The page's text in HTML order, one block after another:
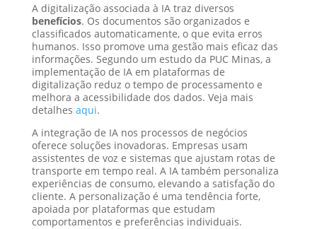
A digitalização associada à IA traz diversos
benefícios. Os documentos são organizados e
classificados automaticamente, o que evita erros
humanos. Isso promove uma gestão mais eficaz das
informações. Segundo um estudo da PUC Minas, a
implementação de IA em plataformas de
digitalização reduz o tempo de processamento e
melhora a acessibilidade dos dados. Veja mais
detalhes aqui.
A integração de IA nos processos de negócios
oferece soluções inovadoras. Empresas usam
assistentes de voz e sistemas que ajustam rotas de
transporte em tempo real. A IA também personaliza
experiências de consumo, elevando a satisfação do
cliente. A personalização é uma tendência forte,
apoiada por plataformas que estudam
comportamentos e preferências individuais.